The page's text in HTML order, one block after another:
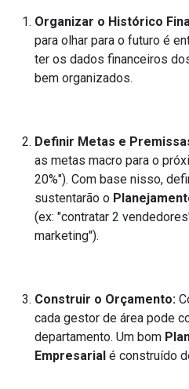
Organizar o Histórico
para olhar para o futuro é
ter os dados financeiros
bem organizados.
Definir Metas e
as metas macro para o
20%"). Com base nisso,
sustentarão o
(ex: "contratar 2
marketing").
Construir o Orçamento:
cada gestor de área pode
departamento. Um bom
Empresarial é construído